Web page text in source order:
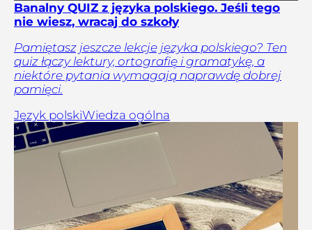
Banalny QUIZ z języka polskiego. Jeśli tego
nie wiesz, wracaj do szkoły
Pamiętasz jeszcze lekcje języka polskiego? Ten
quiz łączy lektury, ortografię i gramatykę, a
niektóre pytania wymagają naprawdę dobrej
pamięci.
Język polskiWiedza ogólna